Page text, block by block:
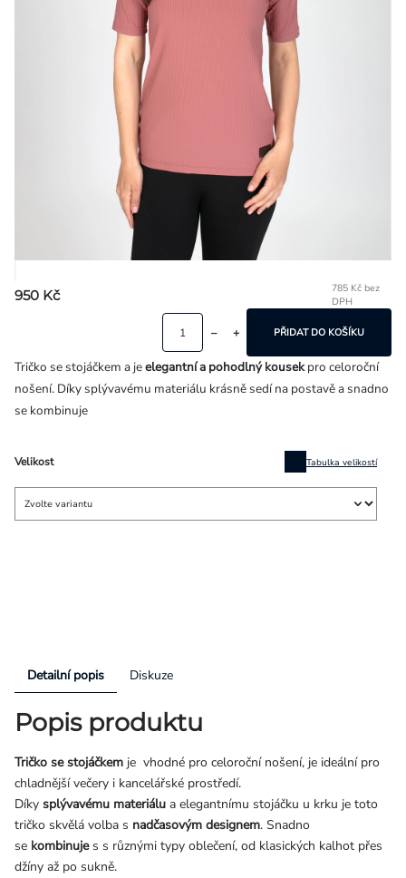
950 Kč
785 Kč bez
DPH
Velikost Tabulka velikostí
PŘIDAT DO KOŠÍKU
Tričko se stojáčkem a jeelegantní a pohodlný kousekpro celoroční
nošení. Díky splývavému materiálu krásně sedí na postavě a snadno
se kombinuje
Detailní popis Diskuze
Popis produktu
Tričko se stojáčkem je vhodné pro celoroční nošení, je ideální pro
chladnější večery i kancelářské prostředí.
Díky splývavému materiálu a elegantnímu stojáčku u krku je toto
tričko skvělá volba s nadčasovým designem. Snadno
se kombinuje s s různými typy oblečení, od klasických kalhot přes
džíny až po sukně.